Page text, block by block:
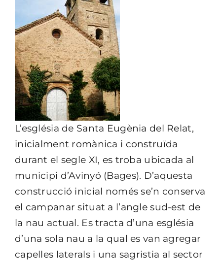
L’església de Santa Eugènia del Relat,
inicialment romànica i construïda
durant el segle XI, es troba ubicada al
municipi d’Avinyó (Bages). D’aquesta
construcció inicial només se’n conserva
el campanar situat a l’angle sud-est de
la nau actual. Es tracta d’una església
d’una sola nau a la qual es van agregar
capelles laterals i una sagristia al sector